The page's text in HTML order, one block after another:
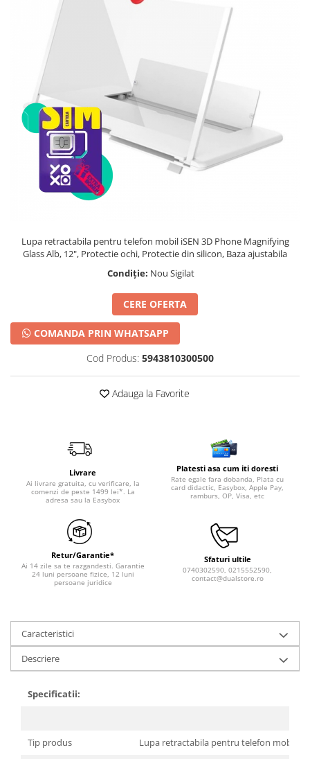
Telefoane mobile Cubot
Telefoane mobile Blackview
Telefoane mobile OSCAL
Telefoane mobile Fossibot
Telefoane mobile Lagenio
Telefoane mobile Samsung
Telefoane mobile iSEN
Telefoane mobile F150
Telefoane mobile HUAWEI
Telefoane mobile iHunt
Telefoane mobile Xiaomi
Telefoane mobile Realme
Telefoane mobile ZTE Nubia
Telefoane mobile ALTE BRANDURI
Lupa retractabila pentru telefon mobil iSEN 3D Phone Magnifying
Glass Alb, 12", Protectie ochi, Protectie din silicon, Baza ajustabila
Condiție: Nou Sigilat
CERE OFERTA
COMANDA PRIN WHATSAPP
Cod Produs: 5943810300500
Adauga la Favorite
Livrare
Ai livrare gratuita, cu verificare, la
comenzi de peste 1499 lei*. La
adresa sau la Easybox
Platesti asa cum iti doresti
Rate egale fara dobanda, Plata cu
card didactic, Easybox, Apple Pay,
ramburs, OP, Visa, etc
Retur/Garantie*
Ai 14 zile sa te razgandesti. Garantie
24 luni persoane fizice, 12 luni
persoane juridice
Sfaturi ultile
0740302590, 0215552590,
contact@dualstore.ro
Caracteristici
Descriere
Specificatii:
Tip produs
Lupa retractabila pentru telefon mobil